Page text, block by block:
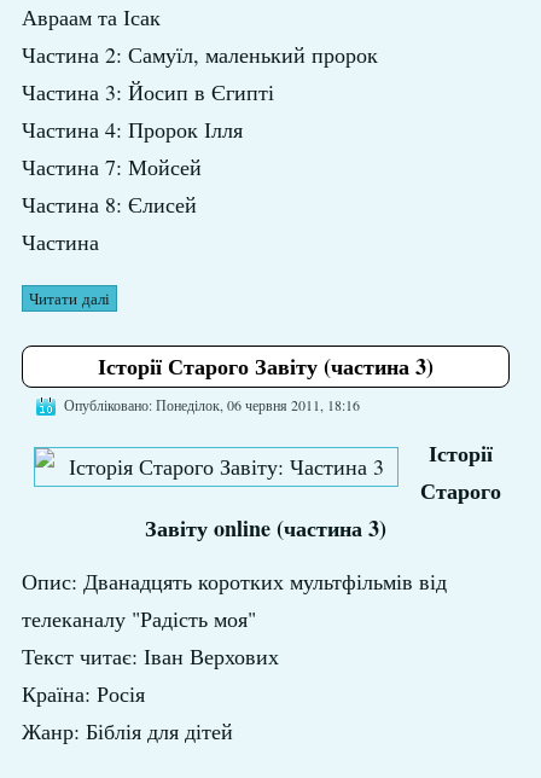
Авраам та Ісак
Частина 2: Самуїл, маленький пророк
Частина 3: Йосип в Єгипті
Частина 4: Пророк Ілля
Частина 7: Мойсей
Частина 8: Єлисей
Частина
Читати далі
Історії Старого Завіту (частина 3)
Опубліковано: Понеділок, 06 червня 2011, 18:16
Історії
Старого
Завіту online (частина 3)
Опис: Дванадцять коротких мультфільмів від
телеканалу "Радість моя"
Текст читає: Іван Верхових
Країна: Росія
Жанр: Біблія для дітей